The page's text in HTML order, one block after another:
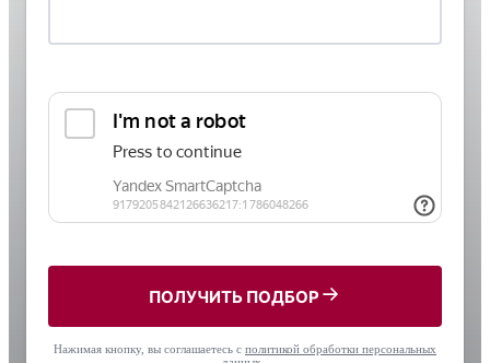
ПОЛУЧИТЬ ПОДБОР
Нажимая кнопку, вы соглашаетесь с политикой обработки персональных